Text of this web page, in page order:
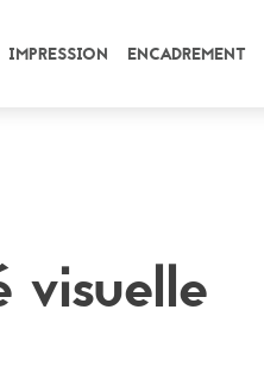
IMPRESSION ENCADREMENT